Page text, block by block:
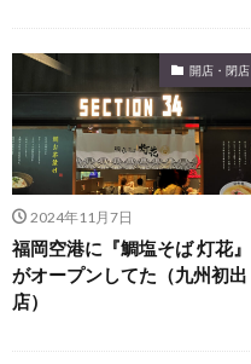
開店・閉店
2024年11月7日
福岡空港に『鯛塩そば 灯花』
がオープンしてた（九州初出
店）